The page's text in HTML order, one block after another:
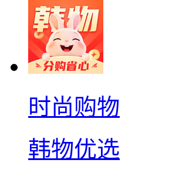
时尚购物
韩物优选